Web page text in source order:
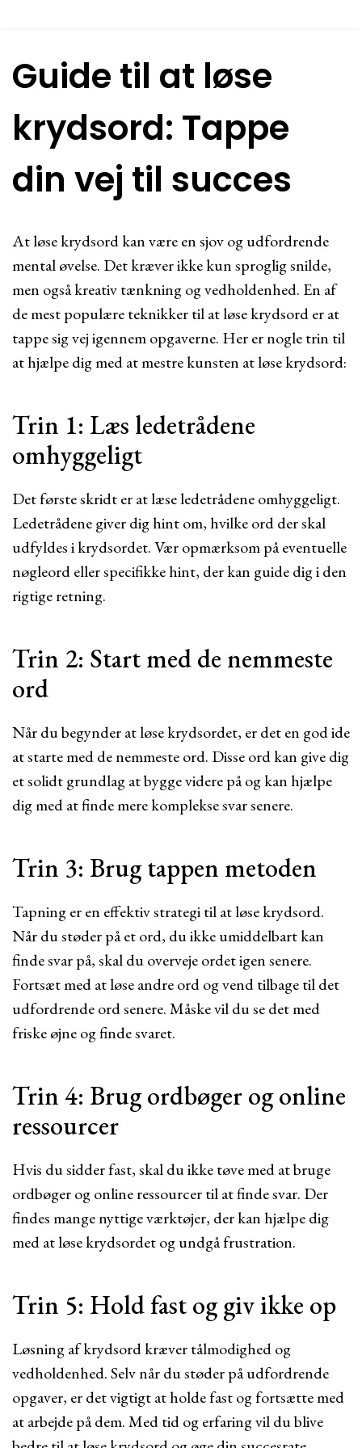
Guide til at løse
krydsord: Tappe
din vej til succes
At løse krydsord kan være en sjov og udfordrende
mental øvelse. Det kræver ikke kun sproglig snilde,
men også kreativ tænkning og vedholdenhed. En af
de mest populære teknikker til at løse krydsord er at
tappe sig vej igennem opgaverne. Her er nogle trin til
at hjælpe dig med at mestre kunsten at løse krydsord:
Trin 1: Læs ledetrådene
omhyggeligt
Det første skridt er at læse ledetrådene omhyggeligt.
Ledetrådene giver dig hint om, hvilke ord der skal
udfyldes i krydsordet. Vær opmærksom på eventuelle
nøgleord eller specifikke hint, der kan guide dig i den
rigtige retning.
Trin 2: Start med de nemmeste
ord
Når du begynder at løse krydsordet, er det en god ide
at starte med de nemmeste ord. Disse ord kan give dig
et solidt grundlag at bygge videre på og kan hjælpe
dig med at finde mere komplekse svar senere.
Trin 3: Brug tappen metoden
Tapning er en effektiv strategi til at løse krydsord.
Når du støder på et ord, du ikke umiddelbart kan
finde svar på, skal du overveje ordet igen senere.
Fortsæt med at løse andre ord og vend tilbage til det
udfordrende ord senere. Måske vil du se det med
friske øjne og finde svaret.
Trin 4: Brug ordbøger og online
ressourcer
Hvis du sidder fast, skal du ikke tøve med at bruge
ordbøger og online ressourcer til at finde svar. Der
findes mange nyttige værktøjer, der kan hjælpe dig
med at løse krydsordet og undgå frustration.
Trin 5: Hold fast og giv ikke op
Løsning af krydsord kræver tålmodighed og
vedholdenhed. Selv når du støder på udfordrende
opgaver, er det vigtigt at holde fast og fortsætte med
at arbejde på dem. Med tid og erfaring vil du blive